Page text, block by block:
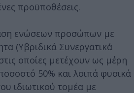
προϋποθέσεις.
ενώσεων προσώπων με
(Υβριδικά Συνεργατικά
οποίες μετέχουν ως μέρη
50% και λοιπά φυσικά
ιδιωτικού τομέα με